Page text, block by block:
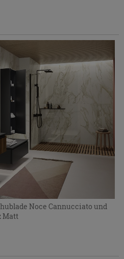
Noce Cannucciato und
Matt